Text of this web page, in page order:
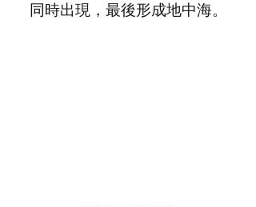
同時出現，最後形成地中海。